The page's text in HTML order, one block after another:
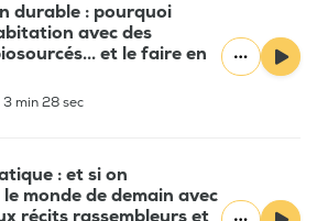
durable : pourquoi
avec des
et le faire en
3 min 28 sec
: et si on
monde de demain avec